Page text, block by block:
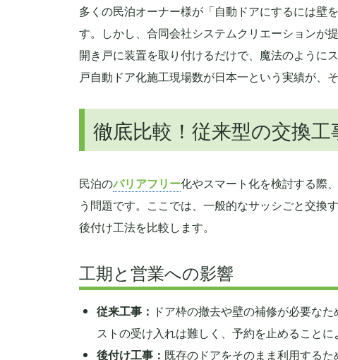
多くの民泊オーナー様が「自動ドアにするには壁
す。しかし、合同会社システムクリエーションが
開き戸に装置を取り付けるだけで、魔法のように
戸自動ドア化施工現場数が日本一という実績が、
徹底比較！従来型の交換
民泊のバリアフリー化やスマート化を検討する際
う問題です。ここでは、一般的なサッシごと交換
後付け工法を比較します。
工期と営業への影響
従来工事： ドア枠の撤去や壁の補修が必要な
ストの受け入れは難しく、予約を止めることに
後付け工事： 既存のドアをそのまま利用するた